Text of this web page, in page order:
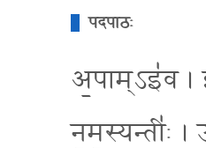
पदपाठः
अ॒पाम्ऽइ॑व ।
न॒म॒स्यन्तीः॑